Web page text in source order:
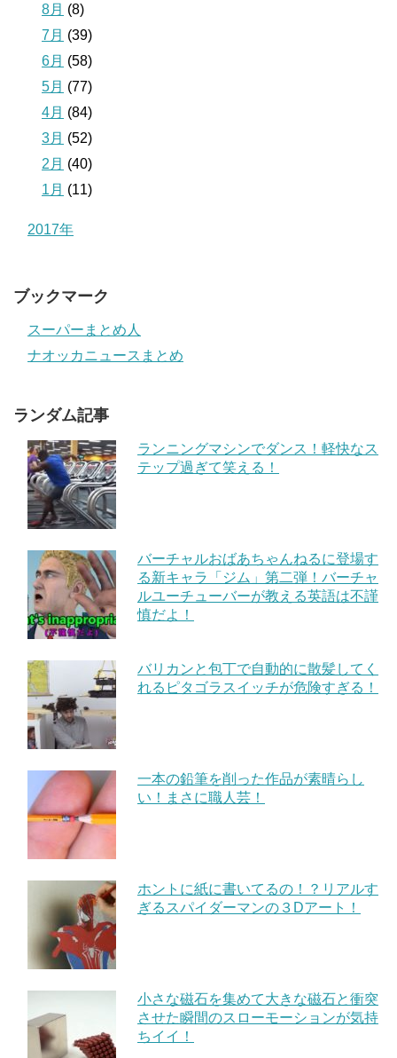
8月 (8)
7月 (39)
6月 (58)
5月 (77)
4月 (84)
3月 (52)
2月 (40)
1月 (11)
2017年
ブックマーク
スーパーまとめ人
ナオッカニュースまとめ
ランダム記事
ランニングマシンでダンス！軽快なス
テップ過ぎて笑える！
バーチャルおばあちゃんねるに登場す
る新キャラ「ジム」第二弾！バーチャ
ルユーチューバーが教える英語は不謹
慎だよ！
バリカンと包丁で自動的に散髪してく
れるピタゴラスイッチが危険すぎる！
一本の鉛筆を削った作品が素晴らし
い！まさに職人芸！
ホントに紙に書いてるの！？リアルす
ぎるスパイダーマンの３Dアート！
小さな磁石を集めて大きな磁石と衝突
させた瞬間のスローモーションが気持
ちイイ！